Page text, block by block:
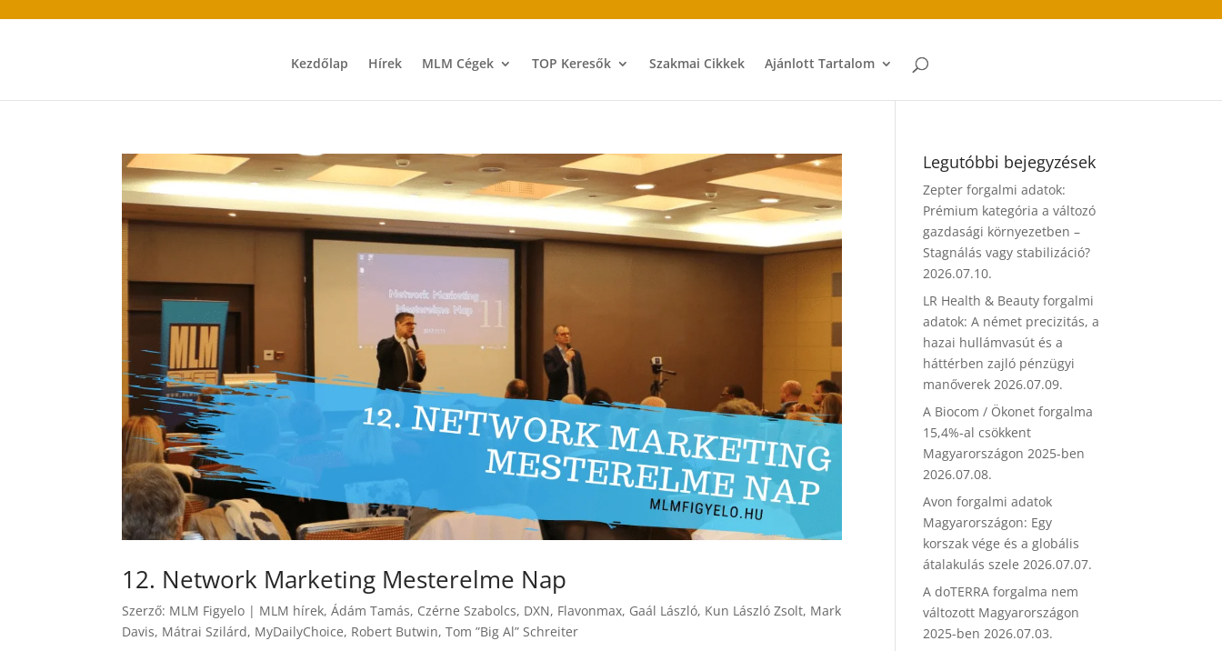
Kezdőlap Hírek MLM Cégek TOP Keresők Szakmai Cikkek Ajánlott Tartalom
12. Network Marketing Mesterelme Nap
Szerző: MLM Figyelo | MLM hírek,Ádám Tamás, Czérne Szabolcs, DXN, Flavonmax, Gaál László, Kun László Zsolt, Mark
Davis, Mátrai Szilárd, MyDailyChoice, Robert Butwin,Tom ”Big Al” Schreiter
Legutóbbi bejegyzések
Zepter forgalmi adatok:
Prémium kategória a változó
gazdasági környezetben –
Stagnálás vagy stabilizáció?
2026.07.10.
LR Health & Beauty forgalmi
adatok: A német precizitás, a
hazai hullámvasút és a
háttérben zajló pénzügyi
manőverek 2026.07.09.
A Biocom / Ökonet forgalma
15,4%-al csökkent
Magyarországon 2025-ben
2026.07.08.
Avon forgalmi adatok
Magyarországon: Egy
korszak vége és a globális
átalakulás szele 2026.07.07.
A doTERRA forgalma nem
változott Magyarországon
2025-ben 2026.07.03.